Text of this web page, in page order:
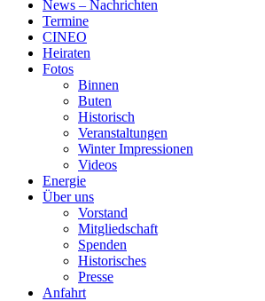
News – Nachrichten
Termine
CINEO
Heiraten
Fotos
Binnen
Buten
Historisch
Veranstaltungen
Winter Impressionen
Videos
Energie
Über uns
Vorstand
Mitgliedschaft
Spenden
Historisches
Presse
Anfahrt